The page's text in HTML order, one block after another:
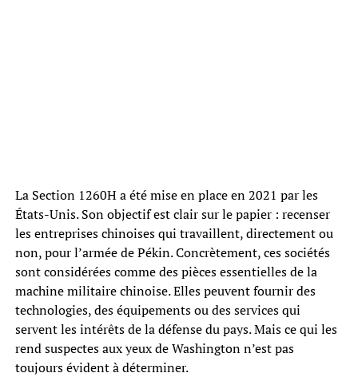
La Section 1260H a été mise en place en 2021 par les
États-Unis. Son objectif est clair sur le papier : recenser
les entreprises chinoises qui travaillent, directement ou
non, pour l’armée de Pékin. Concrètement, ces sociétés
sont considérées comme des pièces essentielles de la
machine militaire chinoise. Elles peuvent fournir des
technologies, des équipements ou des services qui
servent les intérêts de la défense du pays. Mais ce qui les
rend suspectes aux yeux de Washington n’est pas
toujours évident à déterminer.